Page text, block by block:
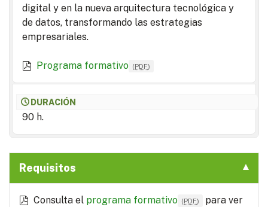
digital y en la nueva arquitectura tecnológica y
de datos, transformando las estrategias
empresariales.
Programa formativo (PDF)
DURACIÓN
90 h.
Requisitos
Consulta el programa formativo (PDF)
para ver